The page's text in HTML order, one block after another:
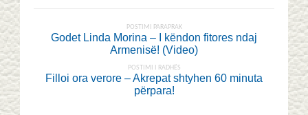
POSTIMI PARAPRAK
Godet Linda Morina – I këndon fitores ndaj
Armenisë! (Video)
POSTIMI I RADHËS
Filloi ora verore – Akrepat shtyhen 60 minuta
përpara!